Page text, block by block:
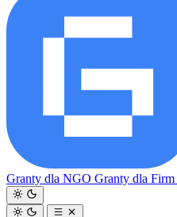
Granty dla NGO Granty dla Firm